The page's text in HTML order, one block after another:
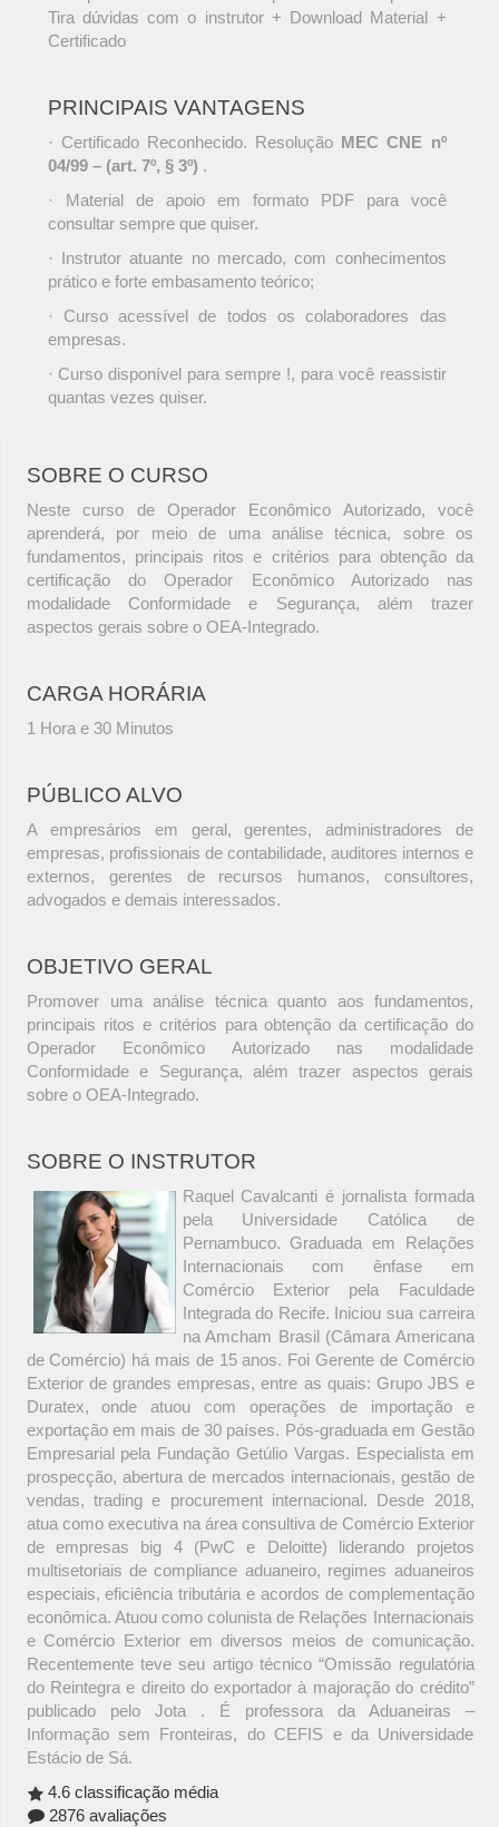
Tira dúvidas com o instrutor + Download Material +
Certificado
PRINCIPAIS VANTAGENS
· Certificado Reconhecido. Resolução MEC CNE nº
04/99 – (art. 7º, § 3º) .
· Material de apoio em formato PDF para você
consultar sempre que quiser.
· Instrutor atuante no mercado, com conhecimentos
prático e forte embasamento teórico;
· Curso acessível de todos os colaboradores das
empresas.
· Curso disponível para sempre !, para você reassistir
quantas vezes quiser.
SOBRE O CURSO
Neste curso de Operador Econômico Autorizado, você
aprenderá, por meio de uma análise técnica, sobre os
fundamentos, principais ritos e critérios para obtenção da
certificação do Operador Econômico Autorizado nas
modalidade Conformidade e Segurança, além trazer
aspectos gerais sobre o OEA-Integrado.
CARGA HORÁRIA
1 Hora e 30 Minutos
PÚBLICO ALVO
A empresários em geral, gerentes, administradores de
empresas, profissionais de contabilidade, auditores internos e
externos, gerentes de recursos humanos, consultores,
advogados e demais interessados.
OBJETIVO GERAL
Promover uma análise técnica quanto aos fundamentos,
principais ritos e critérios para obtenção da certificação do
Operador Econômico Autorizado nas modalidade
Conformidade e Segurança, além trazer aspectos gerais
sobre o OEA-Integrado.
SOBRE O INSTRUTOR
Raquel Cavalcanti é jornalista formada
pela Universidade Católica de
Pernambuco. Graduada em Relações
Internacionais com ênfase em
Comércio Exterior pela Faculdade
Integrada do Recife. Iniciou sua carreira
na Amcham Brasil (Câmara Americana
de Comércio) há mais de 15 anos. Foi Gerente de Comércio
Exterior de grandes empresas, entre as quais: Grupo JBS e
Duratex, onde atuou com operações de importação e
exportação em mais de 30 países. Pós-graduada em Gestão
Empresarial pela Fundação Getúlio Vargas. Especialista em
prospecção, abertura de mercados internacionais, gestão de
vendas, trading e procurement internacional. Desde 2018,
atua como executiva na área consultiva de Comércio Exterior
de empresas big 4 (PwC e Deloitte) liderando projetos
multisetoriais de compliance aduaneiro, regimes aduaneiros
especiais, eficiência tributária e acordos de complementação
econômica. Atuou como colunista de Relações Internacionais
e Comércio Exterior em diversos meios de comunicação.
Recentemente teve seu artigo técnico “Omissão regulatória
do Reintegra e direito do exportador à majoração do crédito”
publicado pelo Jota . É professora da Aduaneiras –
Informação sem Fronteiras, do CEFIS e da Universidade
Estácio de Sá.
4.6 classificação média
2876 avaliações